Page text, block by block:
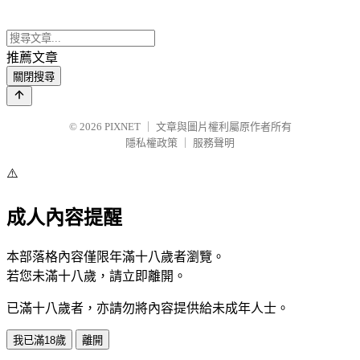
推薦文章
關閉搜尋
© 2026 PIXNET
文章與圖片權利屬原作者所有
隱私權政策
服務聲明
⚠️
成人內容提醒
本部落格內容僅限年滿十八歲者瀏覽。
若您未滿十八歲，請立即離開。
已滿十八歲者，亦請勿將內容提供給未成年人士。
我已滿18歲 離開